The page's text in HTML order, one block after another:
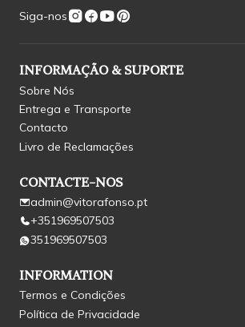
Siga-nos
INFORMAÇÃO & SUPORTE
Sobre Nós
Entrega e Transporte
Contacto
Livro de Reclamações
CONTACTE-NOS
admin@vitorafonso.pt
+351969507503
351969507503
INFORMATION
Termos e Condições
Política de Privacidade